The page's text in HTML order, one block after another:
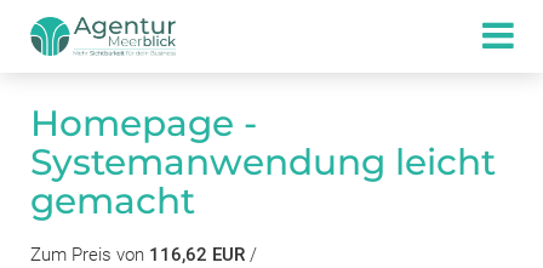
Homepage -
Systemanwendung leicht
gemacht
Zum Preis von 116,62 EUR /